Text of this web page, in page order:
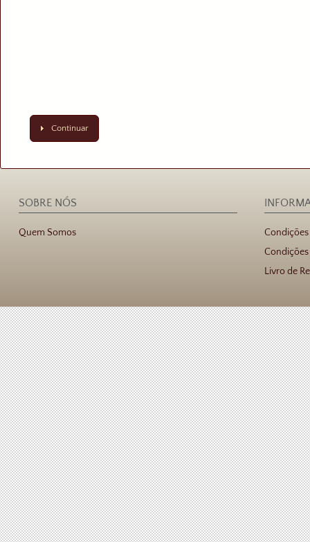
Continuar
SOBRE NÓS
Quem Somos
Condições
Livro de